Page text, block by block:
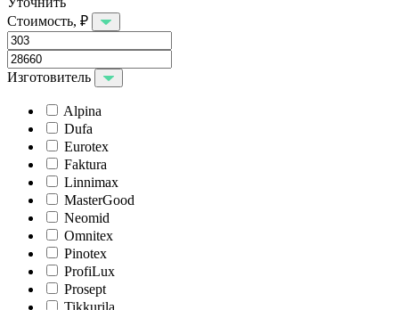
Стоимость, ₽
Изготовитель
Alpina
Dufa
Eurotex
Faktura
Linnimax
MasterGood
Neomid
Omnitex
Pinotex
ProfiLux
Prosept
Tikkurila